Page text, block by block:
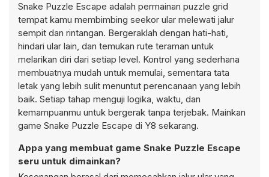
Snake Puzzle Escape adalah permainan puzzle grid
tempat kamu membimbing seekor ular melewati jalur
sempit dan rintangan. Bergeraklah dengan hati-hati,
hindari ular lain, dan temukan rute teraman untuk
melarikan diri dari setiap level. Kontrol yang sederhana
membuatnya mudah untuk memulai, sementara tata
letak yang lebih sulit menuntut perencanaan yang lebih
baik. Setiap tahap menguji logika, waktu, dan
kemampuanmu untuk bergerak tanpa terjebak. Mainkan
game Snake Puzzle Escape di Y8 sekarang.
Appa yang membuat game Snake Puzzle Escape
seru untuk dimainkan?